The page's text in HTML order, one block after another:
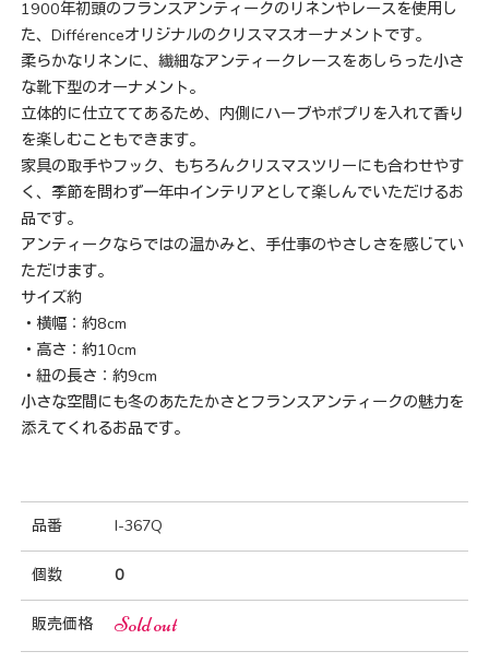
1900年初頭のフランスアンティークのリネンやレースを使用し
た、Différenceオリジナルのクリスマスオーナメントです。
柔らかなリネンに、繊細なアンティークレースをあしらった小さ
な靴下型のオーナメント。
立体的に仕立ててあるため、内側にハーブやポプリを入れて香り
を楽しむこともできます。
家具の取手やフック、もちろんクリスマスツリーにも合わせやす
く、季節を問わず一年中インテリアとして楽しんでいただけるお
品です。
アンティークならではの温かみと、手仕事のやさしさを感じてい
ただけます。
サイズ約
・横幅：約8cm
・高さ：約10cm
・紐の長さ：約9cm
小さな空間にも冬のあたたかさとフランスアンティークの魅力を
添えてくれるお品です。
品番 I-367Q
個数 0
販売価格 Sold out